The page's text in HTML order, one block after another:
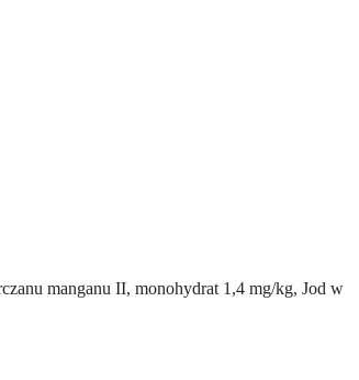
manganu II, monohydrat 1,4 mg/kg, Jod w